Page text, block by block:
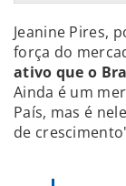
Jeanine Pires,
força do
ativo que o
Ainda é um
País, mas é
de